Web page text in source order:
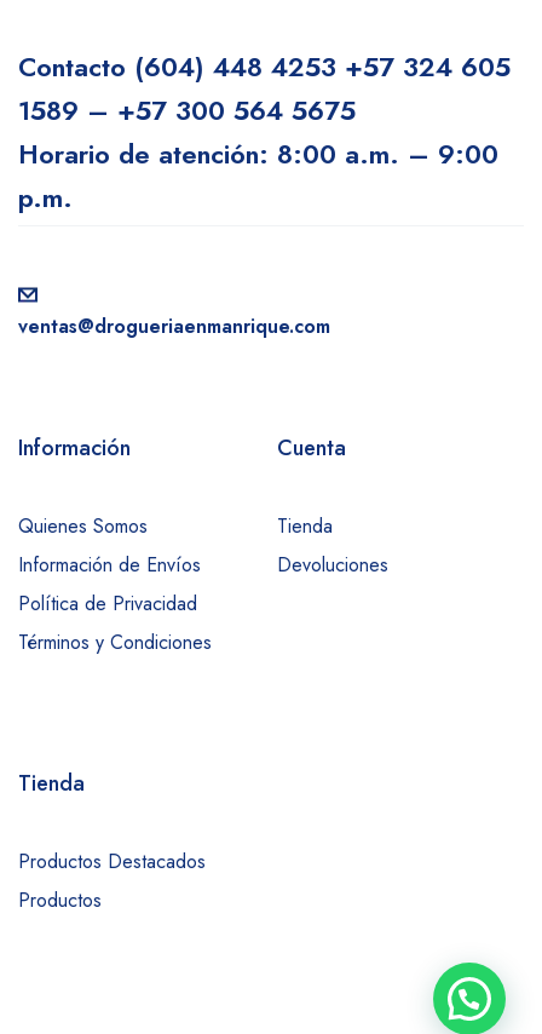
Contacto (604) 448 4253 +57 324 605
1589 – +57 300 564 5675
Horario de atención: 8:00 a.m. – 9:00
p.m.
ventas@drogueriaenmanrique.com
Información
Quienes Somos
Información de Envíos
Política de Privacidad
Términos y Condiciones
Cuenta
Tienda
Devoluciones
Tienda
Productos Destacados
Productos